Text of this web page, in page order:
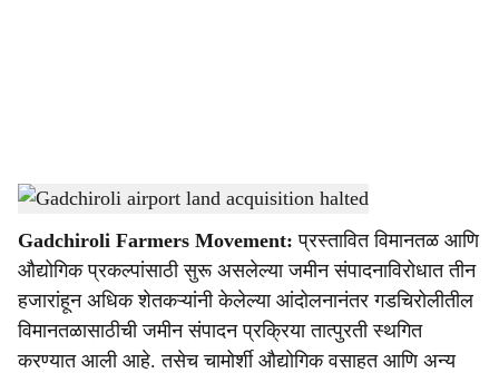
a
r
e
Gadchiroli airport land acquisition halted-Agrowon
Gadchiroli Farmers Movement: प्रस्तावित विमानतळ आणि
औद्योगिक प्रकल्पांसाठी सुरू असलेल्या जमीन संपादनाविरोधात तीन
हजारांहून अधिक शेतकऱ्यांनी केलेल्या आंदोलनानंतर गडचिरोलीतील
विमानतळासाठीची जमीन संपादन प्रक्रिया तात्पुरती स्थगित
करण्यात आली आहे. तसेच चामोर्शी औद्योगिक वसाहत आणि अन्य